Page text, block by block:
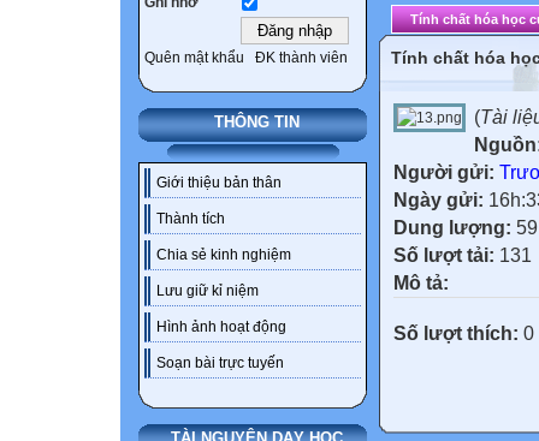
Quên mật khẩu ĐK thành viên
THÔNG TIN
Giới thiệu bản thân
Thành tích
Chia sẻ kinh nghiệm
Lưu giữ kỉ niệm
Hình ảnh hoạt động
Soạn bài trực tuyến
Tính chất hóa học
Tính chất hóa
(Tài
Người gửi:
Ngày gửi:
Dung lượng:
Số lượt tải: 131
Mô tả:
Số lượt thích: 0